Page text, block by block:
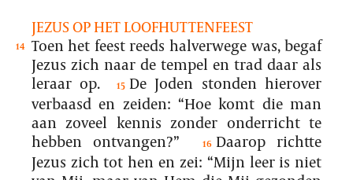
JEZUS OP HET LOOFHUTTENFEEST
14 Toen het feest reeds halverwege was, begaf
Jezus zich naar de tempel en trad daar als
leraar op.
15 De Joden stonden hierover
verbaasd en zeiden: “Hoe komt die man
aan zoveel kennis zonder onderricht te
hebben ontvangen?”
16 Daarop richtte
Jezus zich tot hen en zei: “Mijn leer is niet